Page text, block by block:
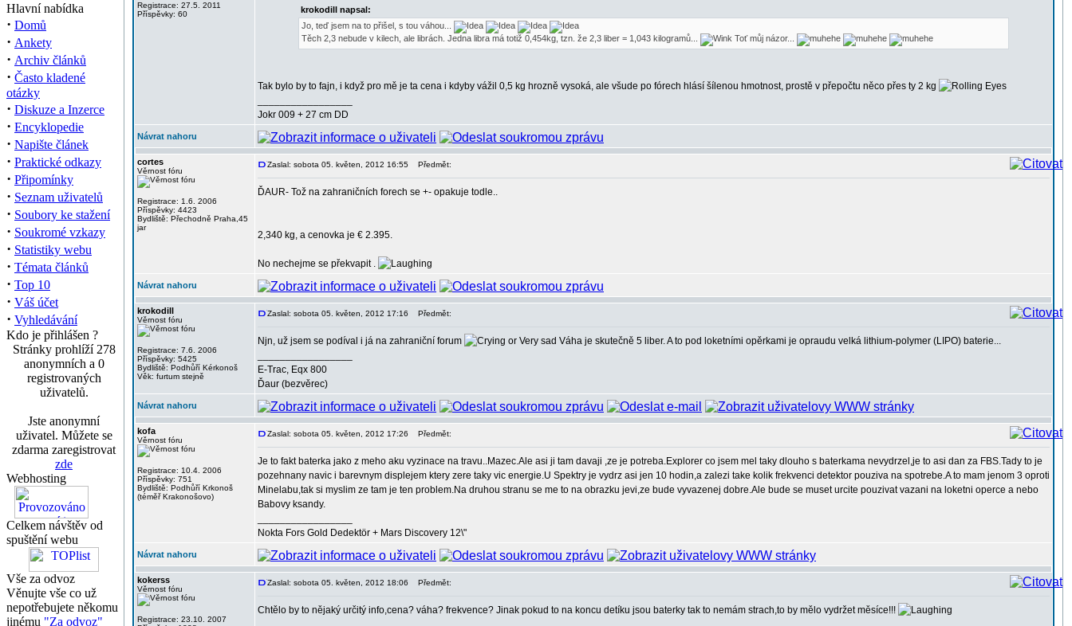
Hlavní nabídka
· Domů
· Ankety
· Archiv článků
· Často kladené
otázky
· Diskuze a Inzerce
· Encyklopedie
· Napište článek
· Praktické odkazy
· Připomínky
· Seznam uživatelů
· Soubory ke stažení
· Soukromé vzkazy
· Statistiky webu
· Témata článků
· Top 10
· Váš účet
· Vyhledávání
Kdo je přihlášen ?
Stránky prohlíží 278
anonymních a 0
registrovaných
uživatelů.
Jste anonymní
uživatel. Můžete se
zdarma zaregistrovat
zde
Webhosting
Celkem návštěv od
spuštění webu
Vše za odvoz
Věnujte vše co už
nepotřebujete někomu
jinému "Za odvoz"
Registrace: 27.5. 2011
Příspěvky: 60
krokodill napsal:
Jo, teď jsem na to přišel, s tou váhou...
Těch 2,3 nebude v kilech, ale librách. Jedna libra má totiž 0,454kg, tzn. že 2,3 liber = 1,043 kilogramů...
Toť můj názor...
Tak bylo by to fajn, i když pro mě je ta cena i kdyby vážil 0,5 kg hrozně vysoká, ale všude po fórech hlásí šílenou hmotnost, prostě v přepočtu něco přes ty 2 kg
Jokr 009 + 27 cm DD
Návrat nahoru
cortes
Věrnost fóru
Registrace: 1.6. 2006
Příspěvky: 4423
Bydliště: Přechodně Praha,45
jar
Zaslal: sobota 05. květen, 2012 16:55 Předmět:
ĎAUR- Tož na zahraničních forech se +- opakuje todle..
2,340 kg, a cenovka je € 2.395.
No nechejme se překvapit .
Návrat nahoru
krokodill
Věrnost fóru
Registrace: 7.6. 2006
Příspěvky: 5425
Bydliště: Podhůří Kérkonoš
Věk: furtum stejně
Zaslal: sobota 05. květen, 2012 17:16 Předmět:
Njn, už jsem se podíval i já na zahraniční forum
Váha je skutečně 5 liber. A to pod loketními opěrkami je opraudu velká lithium-polymer (LIPO) baterie...
E-Trac, Eqx 800
Ďaur (bezvěrec)
Návrat nahoru
kofa
Věrnost fóru
Registrace: 10.4. 2006
Příspěvky: 751
Bydliště: Podhůří Krkonoš
(téměř Krakonošovo)
Zaslal: sobota 05. květen, 2012 17:26 Předmět:
Je to fakt baterka jako z meho aku vyzinace na travu..Mazec.Ale asi ji tam davaji ,ze je potreba.Explorer co jsem mel taky dlouho s baterkama nevydrzel,je to asi dan za FBS.Tady to je
pozehnany navic i barevnym displejem ktery zere taky vic energie.U Spektry je vydrz asi jen 10 hodin,a zalezi take kolik frekvenci detektor pouziva na spotrebe.A to mam jenom 3 oproti
Minelabu,tak si myslim ze tam je ten problem.Na druhou stranu se me to na obrazku jevi,ze bude vyvazenej dobre.Ale bude se muset urcite pouzivat vazani na loketni operce a nebo
Babovy ksandy.
Nokta Fors Gold Dedektör + Mars Discovery 12\"
Návrat nahoru
kokerss
Věrnost fóru
Registrace: 23.10. 2007
Zaslal: sobota 05. květen, 2012 18:06 Předmět:
Chtělo by to nějaký určitý info,cena? váha? frekvence? Jinak pokud to na koncu detíku jsou baterky tak to nemám strach,to by mělo vydržet měsíce!!!